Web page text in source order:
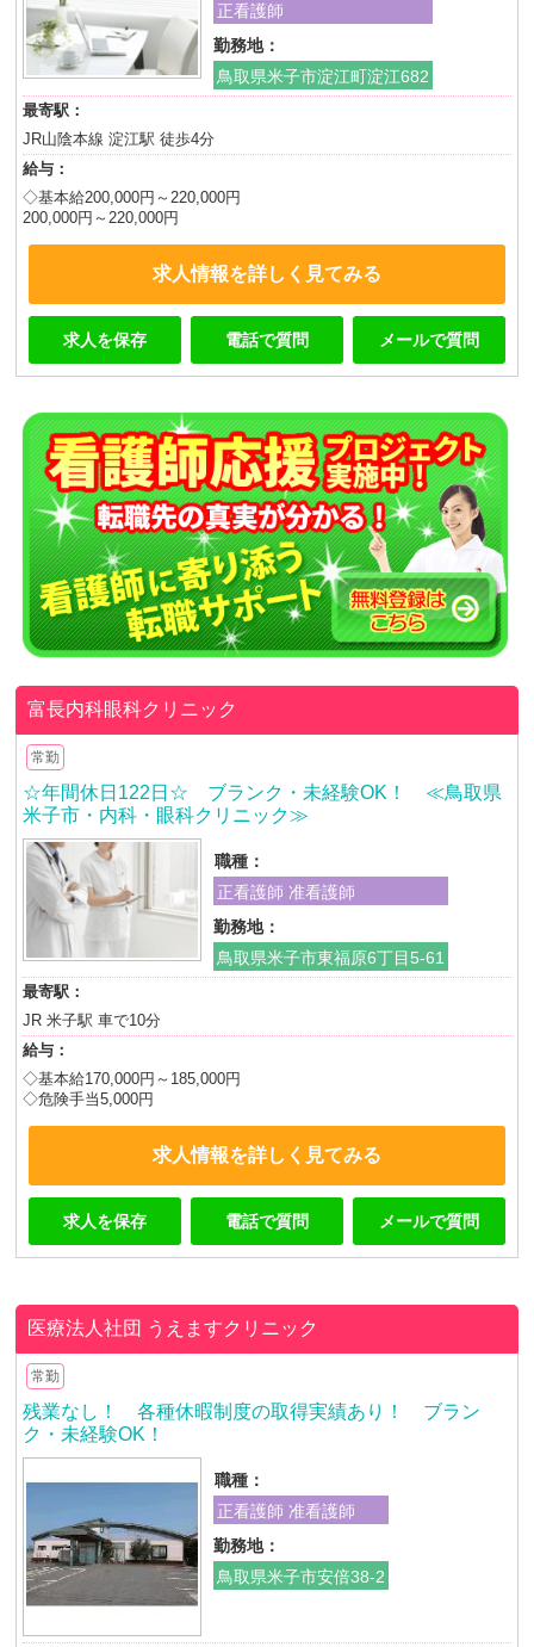
正看護師
勤務地：
鳥取県米子市淀江町淀江682
最寄駅：
JR山陰本線 淀江駅 徒歩4分
給与：
◇基本給200,000円～220,000円
200,000円～220,000円
求人情報を詳しく見てみる
求人を保存 電話で質問 メールで質問
富長内科眼科クリニック
常勤
☆年間休日122日☆ ブランク・未経験OK！ ≪鳥取県
米子市・内科・眼科クリニック≫
職種：
正看護師 准看護師
勤務地：
鳥取県米子市東福原6丁目5-61
最寄駅：
JR 米子駅 車で10分
給与：
◇基本給170,000円～185,000円
◇危険手当5,000円
求人情報を詳しく見てみる
求人を保存 電話で質問 メールで質問
医療法人社団 うえますクリニック
常勤
残業なし！ 各種休暇制度の取得実績あり！ ブラン
ク・未経験OK！
職種：
正看護師 准看護師
勤務地：
鳥取県米子市安倍38-2